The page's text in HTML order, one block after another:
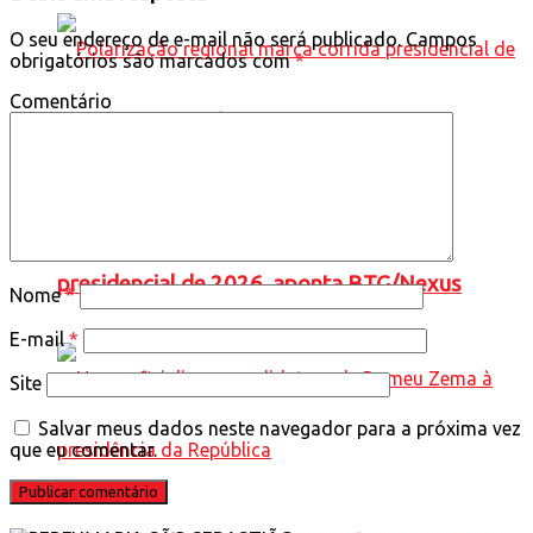
presidencial de 2026, aponta BTG/Nexus
O seu endereço de e-mail não será publicado. Campos
obrigatórios são marcados com*
Comentário
Nome*
E-mail*
Site
Salvar meus dados neste navegador para a próxima vez
que eu comentar.